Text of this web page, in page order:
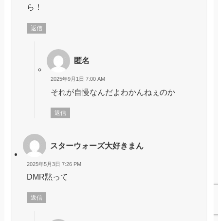
ら！
返信
匿名
2025年9月1日 7:00 AM
それが自慢なんだよわかんねぇのか
返信
スターウォーズ大好きまん
2025年5月3日 7:26 PM
DMR黙って
返信